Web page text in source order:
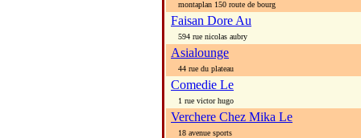
montaplan 150 route de bourg
Faisan Dore Au
594 rue nicolas aubry
Asialounge
44 rue du plateau
Comedie Le
1 rue victor hugo
Verchere Chez Mika Le
18 avenue sports